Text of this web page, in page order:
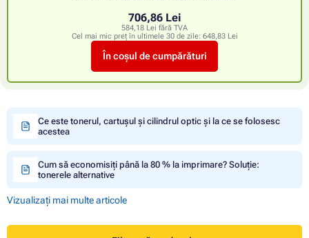
706,86 Lei
584,18 Lei fără TVA
Cel mai mic preț în ultimele 30 de zile: 648,83 Lei
În coșul de cumpărături
Ce este tonerul, cartușul și cilindrul optic și la ce se folosesc
acestea
Cum să economisiți până la 80 % la imprimare? Soluție:
tonerele alternative
Vizualizați mai multe articole